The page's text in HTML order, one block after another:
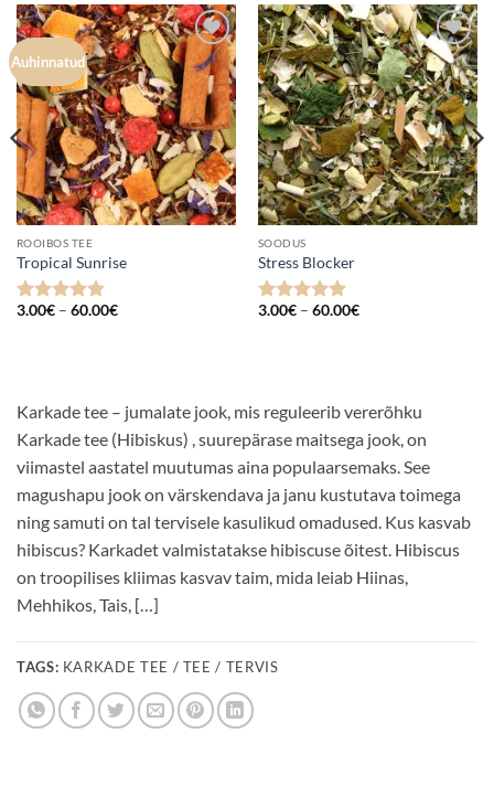
Auhinnatud
Lisa
lemmikuks
ROOIBOS TEE
Tropical Sunrise
Hinnanguga
3.00€ – 60.00€Hinnavahemik:
Lisa
lemmikuks
SOODUS
Stress Blocker
Hinnanguga
3.00€ – 60.00€Hinnavahemik:
Karkade tee – jumalate jook, mis reguleerib vererõhku
Karkade tee (Hibiskus) , suurepärase maitsega jook, on
viimastel aastatel muutumas aina populaarsemaks. See
magushapu jook on värskendava ja janu kustutava toimega
ning samuti on tal tervisele kasulikud omadused. Kus kasvab
hibiscus? Karkadet valmistatakse hibiscuse õitest. Hibiscus
on troopilises kliimas kasvav taim, mida leiab Hiinas,
Mehhikos, Tais, […]
TAGS: KARKADE TEE / TEE / TERVIS